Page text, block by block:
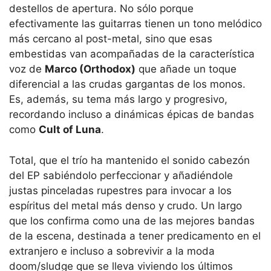
destellos de apertura. No sólo porque
efectivamente las guitarras tienen un tono melódico
más cercano al post-metal, sino que esas
embestidas van acompañadas de la característica
voz de Marco (Orthodox) que añade un toque
diferencial a las crudas gargantas de los monos.
Es, además, su tema más largo y progresivo,
recordando incluso a dinámicas épicas de bandas
como Cult of Luna.
Total, que el trío ha mantenido el sonido cabezón
del EP sabiéndolo perfeccionar y añadiéndole
justas pinceladas rupestres para invocar a los
espíritus del metal más denso y crudo. Un largo
que los confirma como una de las mejores bandas
de la escena, destinada a tener predicamento en el
extranjero e incluso a sobrevivir a la moda
doom/sludge que se lleva viviendo los últimos